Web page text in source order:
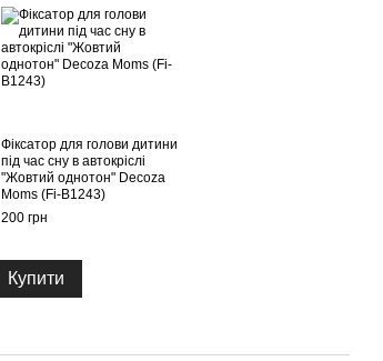
Фіксатор для голови дитини
під час сну в автокріслі
"Жовтий однотон" Decoza
Moms (Fi-B1243)
200 грн
Купити